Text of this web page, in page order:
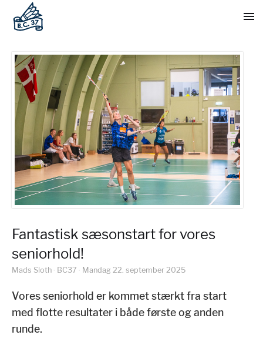
Fantastisk sæsonstart for vores
seniorhold!
Mads Sloth · BC37 · Mandag 22. september 2025
Vores seniorhold er kommet stærkt fra start
med flotte resultater i både første og anden
runde.